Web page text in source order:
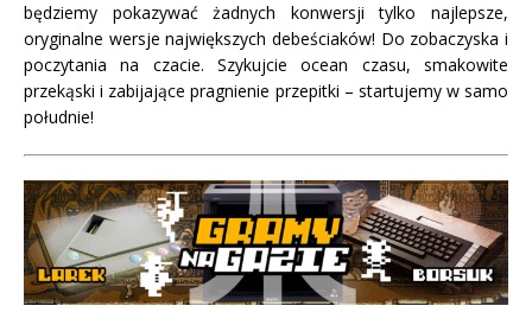
będziemy pokazywać żadnych konwersji tylko najlepsze,
oryginalne wersje największych debeściaków! Do zobaczyska i
poczytania na czacie. Szykujcie ocean czasu, smakowite
przekąski i zabijające pragnienie przepitki – startujemy w samo
południe!